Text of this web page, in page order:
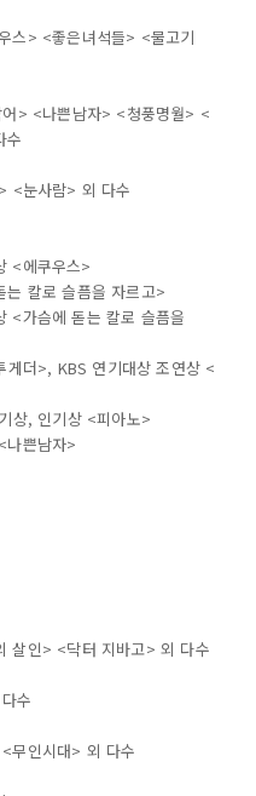
스> <좋은녀석들> <물고기
> <나쁜남자> <청풍명월> <
수
<눈사람> 외 다수
<에쿠우스>
칼로 슬픔을 자르고>
<가슴에 돋는 칼로 슬픔을
더>, KBS 연기대상 조연상 <
상, 인기상 <피아노>
나쁜남자>
살인> <닥터 지바고> 외 다수
수
무인시대> 외 다수